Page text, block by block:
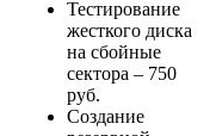
Тестирование
жесткого диска
на сбойные
сектора – 750
руб.
Создание